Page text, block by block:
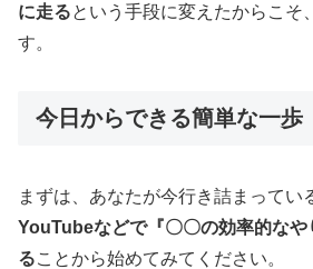
に走るという手段に変えたからこそ
す。
今日からできる簡単な一歩
まずは、あなたが今行き詰まってい
YouTubeなどで『〇〇の効率的なや
ることから始めてみてください。